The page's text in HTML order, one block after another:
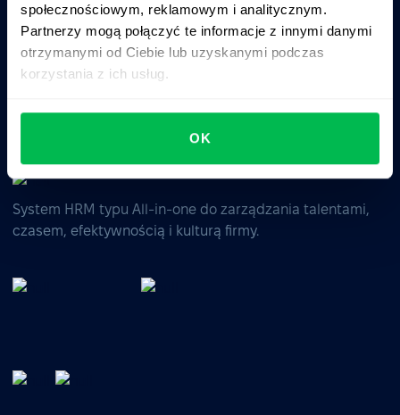
społecznościowym, reklamowym i analitycznym.
Partnerzy mogą połączyć te informacje z innymi danymi
otrzymanymi od Ciebie lub uzyskanymi podczas
korzystania z ich usług.
OK
Business driven. People focused.
System HRM typu All-in-one do zarządzania talentami,
czasem, efektywnością i kulturą firmy.